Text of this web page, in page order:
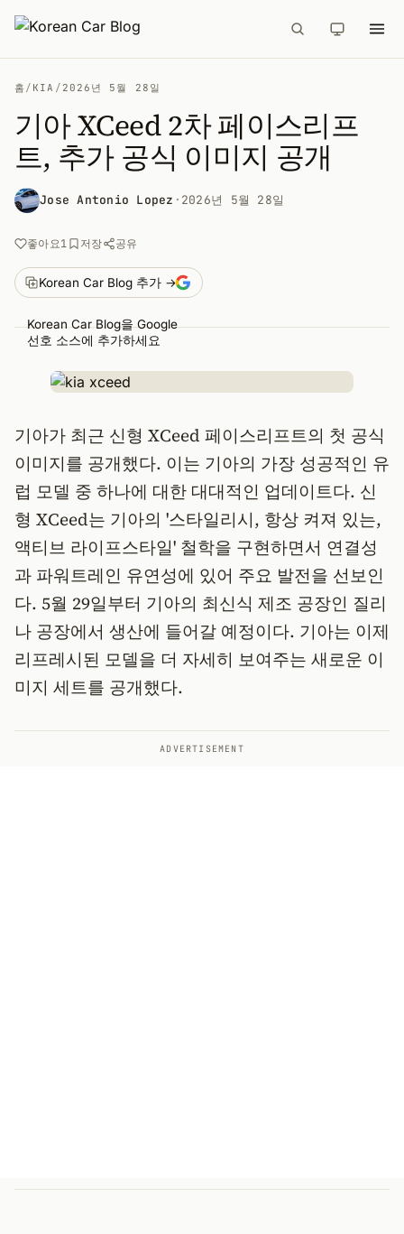
홈 / KIA / 2026년 5월 28일
기아 XCeed 2차 페이스리프
트, 추가 공식 이미지 공개
Jose Antonio Lopez · 2026년 5월 28일
좋아요1 저장 공유
Korean Car Blog 추가 →
Korean Car Blog을 Google
선호 소스에 추가하세요
기아가 최근 신형 XCeed 페이스리프트의 첫 공식
이미지를 공개했다. 이는 기아의 가장 성공적인 유
럽 모델 중 하나에 대한 대대적인 업데이트다. 신
형 XCeed는 기아의 '스타일리시, 항상 켜져 있는,
액티브 라이프스타일' 철학을 구현하면서 연결성
과 파워트레인 유연성에 있어 주요 발전을 선보인
다. 5월 29일부터 기아의 최신식 제조 공장인 질리
나 공장에서 생산에 들어갈 예정이다. 기아는 이제
리프레시된 모델을 더 자세히 보여주는 새로운 이
미지 세트를 공개했다.
ADVERTISEMENT